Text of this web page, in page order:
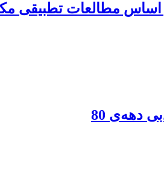
اساس مطالعات تطبیقی
دهه‌ی 80